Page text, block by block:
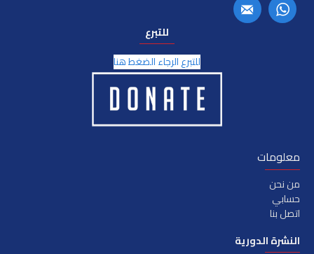
للتبرع
للتبرع الرجاء الضغط هنا
معلومات
من نحن
حسابي
اتصل بنا
النشرة الدورية